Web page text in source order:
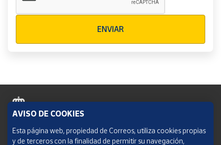
ENVIAR
Política de cookies
AVISO DE COOKIES
Esta página web, propiedad de Correos, utiliza cookies propias
y de terceros con la finalidad de permitir su navegación,